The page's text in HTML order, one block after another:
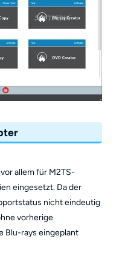
allem für M2TS-
eingesetzt. Da der
nicht eindeutig
vorherige
Blu-rays eingeplant